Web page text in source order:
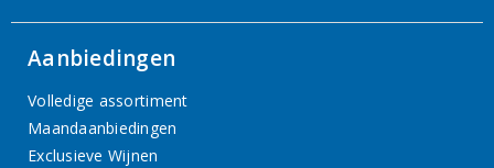
Aanbiedingen
Volledige assortiment
Maandaanbiedingen
Exclusieve Wijnen